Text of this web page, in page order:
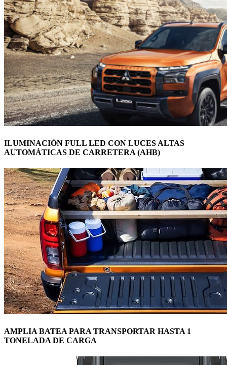
ILUMINACIÓN FULL LED CON LUCES ALTAS
AUTOMÁTICAS DE CARRETERA (AHB)
AMPLIA BATEA PARA TRANSPORTAR HASTA 1
TONELADA DE CARGA